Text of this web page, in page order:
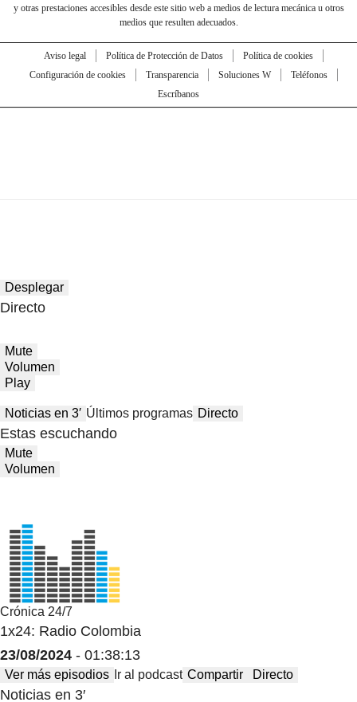
y otras prestaciones accesibles desde este sitio web a medios de lectura mecánica u otros
medios que resulten adecuados.
Aviso legal Política de Protección de Datos
Política de cookies
Configuración de cookies
Transparencia Soluciones W
Teléfonos
Escríbanos
Desplegar
Directo
Mute
Volumen
Play
Noticias en 3′ Últimos programas Directo
Estas escuchando
Mute
Volumen
Crónica 24/7
1x24: Radio Colombia
23/08/2024 - 01:38:13
Ver más episodios Ir al podcast Compartir Directo
Noticias en 3′